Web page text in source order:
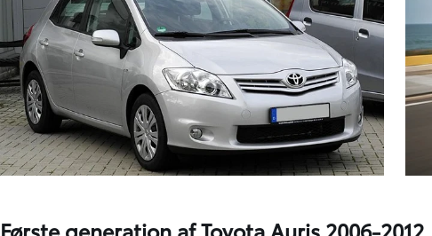
Første generation af Toyota Auris 2006-2012